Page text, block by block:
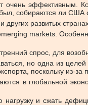
очень эффективным.
собираются ли
развитых
markets.
спрос, для
но одна из
поскольку из-
в глобальной
и сжать